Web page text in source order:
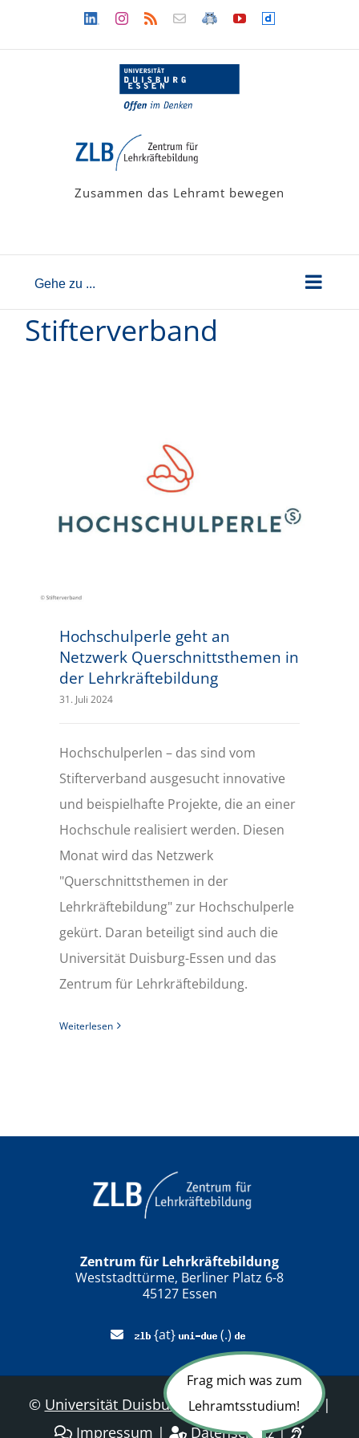
LinkedinInstagram
Rss Newsletter
LehramtsWiki
YouTubeDailymotion
Zusammen das Lehramt bewegen
Gehe zu ...
Stifterverband
Hochschulperle geht an
Netzwerk Querschnittsthemen in
der Lehrkräftebildung
31. Juli 2024
Hochschulperlen – das sind vom
Stifterverband ausgesucht innovative
und beispielhafte Projekte, die an einer
Hochschule realisiert werden. Diesen
Monat wird das Netzwerk
"Querschnittsthemen in der
Lehrkräftebildung" zur Hochschulperle
gekürt. Daran beteiligt sind auch die
Universität Duisburg-Essen und das
Zentrum für Lehrkräftebildung.
Weiterlesen
Zentrum für Lehrkräftebildung
Weststadttürme, Berliner Platz 6-8
45127 Essen
{at} (.)
© Universität Duisburg-Essen| Sitemap|
Impressum | Datenschutz|
Frag mich was zum
Lehramtsstudium!